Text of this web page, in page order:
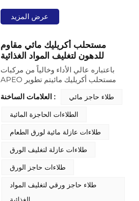
عرض المزيد
مستحلب أكريليك مائي مقاوم
للدهون لتغليف المواد الغذائية
باعتباره عالي الأداء وخالياً من مركبات
APEO مستحلب أكريليك مائيتم تطوير
الطباعة والطلاء الحديثة. يستخدم الماء
الصديقة للبيئة مع تقديم أداء موثوق، مما
يجعله مادة أساسية في صناعات التغليف
العلامات الساخنة :
طلاء حاجز مائي
الطلاءات الحاجزة المائية
طلاءات عازلة مائية لورق الطعام
طلاءات عازلة لتغليف الورق
طلاءات حاجز الورق
طلاء حاجز ورقي لتغليف المواد